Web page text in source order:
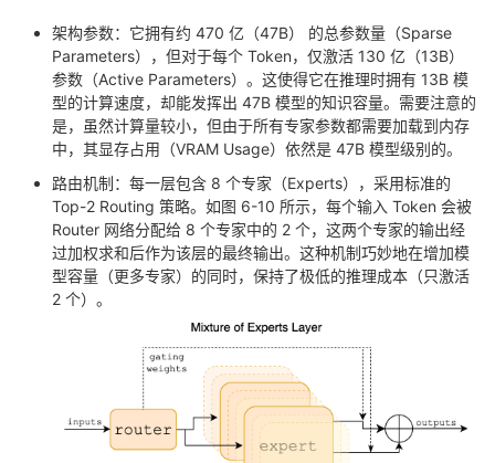
架构参数：它拥有约 470 亿（47B） 的总参数量（Sparse
Parameters），但对于每个 Token，仅激活 130 亿（13B）
参数（Active Parameters）。这使得它在推理时拥有 13B 模
型的计算速度，却能发挥出 47B 模型的知识容量。需要注意的
是，虽然计算量较小，但由于所有专家参数都需要加载到内存
中，其显存占用（VRAM Usage）依然是 47B 模型级别的。
路由机制：每一层包含 8 个专家（Experts），采用标准的
Top-2 Routing 策略。如图 6-10 所示，每个输入 Token 会被
Router 网络分配给 8 个专家中的 2 个，这两个专家的输出经
过加权求和后作为该层的最终输出。这种机制巧妙地在增加模
型容量（更多专家）的同时，保持了极低的推理成本（只激活
2 个）。